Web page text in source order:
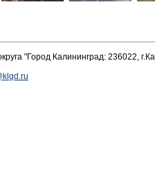
"Город Калининград: 236022,